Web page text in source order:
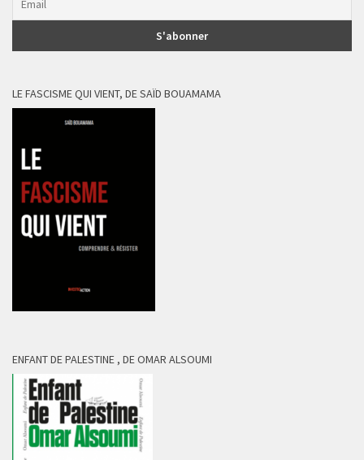
LE FASCISME QUI VIENT, DE SAÏD BOUAMAMA
ENFANT DE PALESTINE , DE OMAR ALSOUMI